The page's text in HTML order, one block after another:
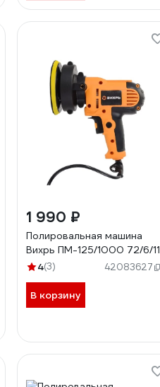
1 990 ₽
Полировальная машина
Вихрь ПМ-125/1000 72/6/11
4(3) 42083627
В корзину